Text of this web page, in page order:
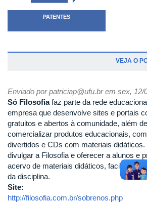
PATENTES
VEJA O
Enviado porpatriciap@ufu.brem sex, 12/
Só Filosofiafaz parte da rede
empresa que desenvolve sites e portais
gratuitos e abertos à comunidade, além
comercializar produtos educacionais,
divertidos e CDs com materiais didáticos.
divulgar a Filosofia e oferecer a alunos e
acervo de materiais didáticos, facilitando
da disciplina.
Site:
http://filosofia.com.br/sobrenos.php